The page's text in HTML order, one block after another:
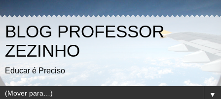
BLOG PROFESSOR
ZEZINHO
Educar é Preciso
▼